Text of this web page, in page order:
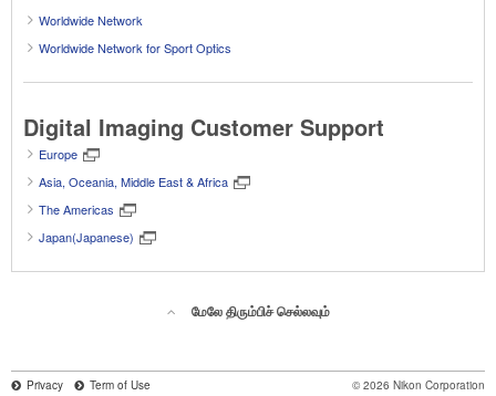
Worldwide Network
Worldwide Network for Sport Optics
Digital Imaging Customer Support
Europe
Asia, Oceania, Middle East & Africa
The Americas
Japan(Japanese)
மேலே திரும்பிச் செல்லவும்
Privacy Term of Use © 2026 Nikon Corporation